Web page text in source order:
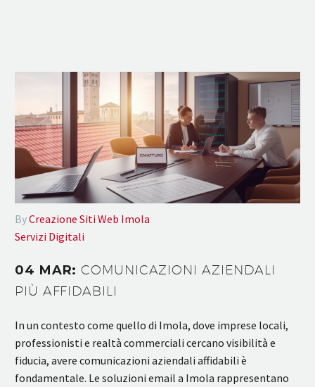
ByCreazione Siti Web Imola
Servizi Digitali
04 MAR:COMUNICAZIONI AZIENDALI
PIÙ AFFIDABILI
In un contesto come quello di Imola, dove imprese locali,
professionisti e realtà commerciali cercano visibilità e
fiducia, avere comunicazioni aziendali affidabili è
fondamentale. Le soluzioni email a Imola rappresentano